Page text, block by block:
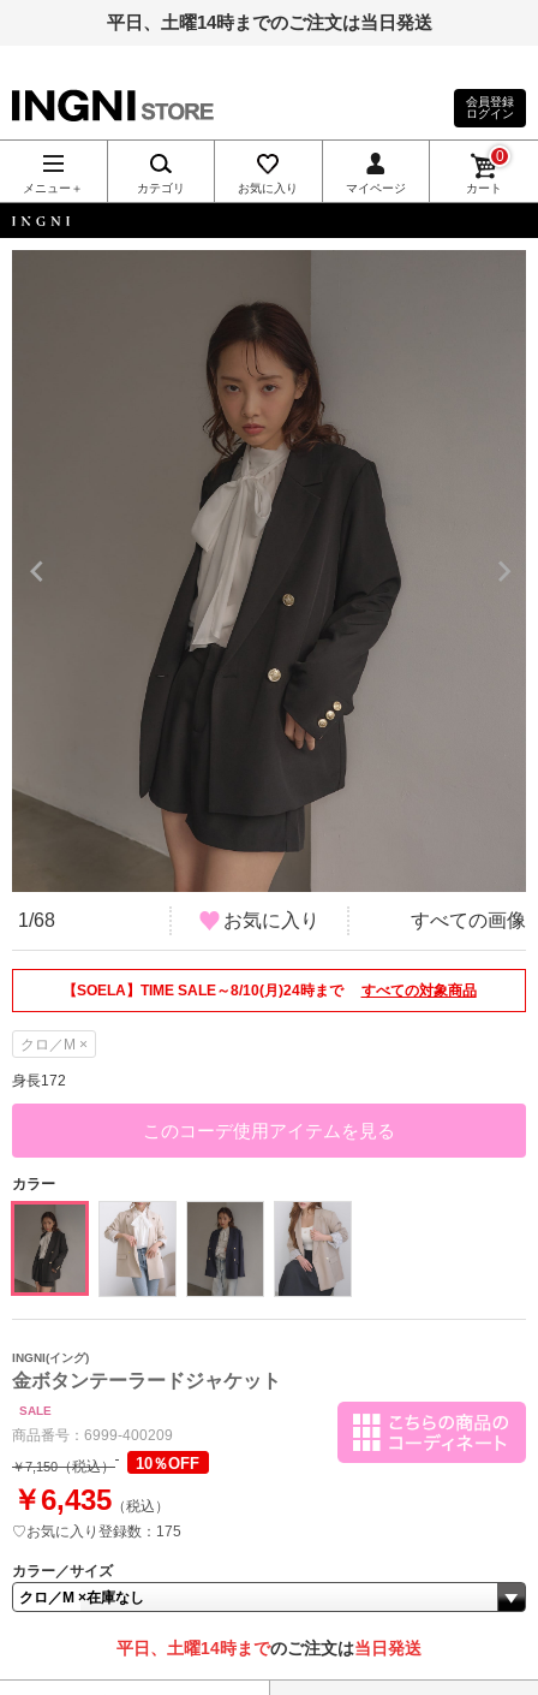
平日、土曜14時までのご注文は当日発送
INGNI（イン
グ）公式通
販｜INGNI
会員登録
ログイン
メニュー＋ カテゴリ お気に入り マイページ カート
0
INGNI
1/68 お気に入り すべての画像
【SOELA】TIME SALE～8/10(月)24時まで すべての対象商品
クロ／M ×
身長172
このコーデ使用アイテムを見る
カラー
INGNI(イング)
金ボタンテーラードジャケット
SALE
商品番号： 6999-400209
￥7,150（税込） 10％OFF
￥6,435 （税込）
♡お気に入り登録数：175
カラー／サイズ
平日、土曜14時までのご注文は当日発送